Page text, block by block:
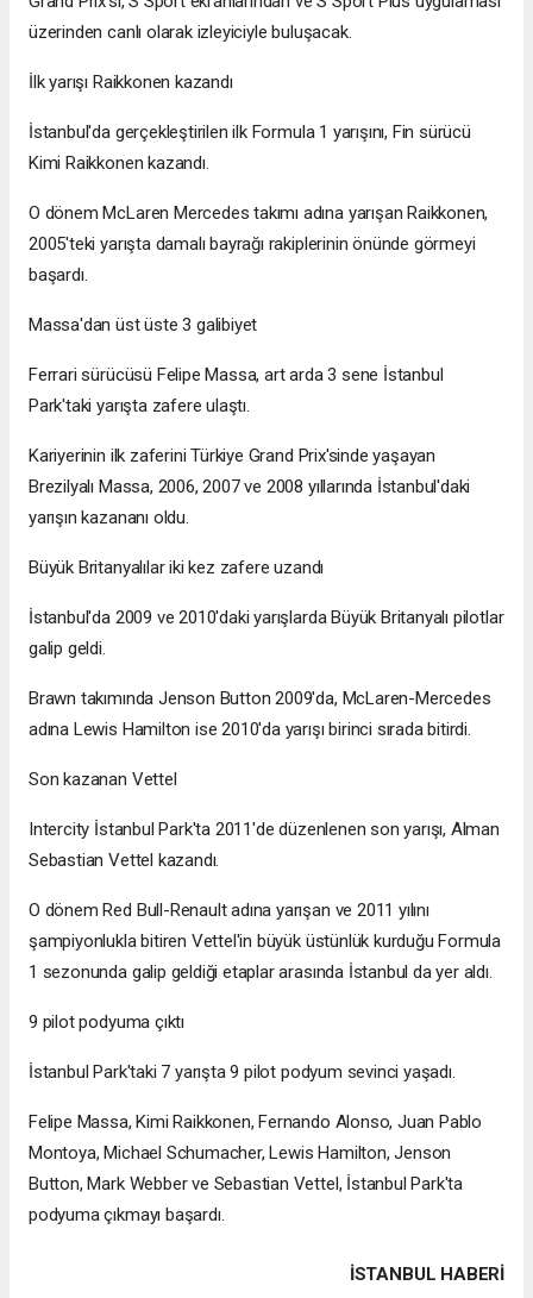
üzerinden canlı olarak izleyiciyle buluşacak.
İlk yarışı Raikkonen kazandı
İstanbul'da gerçekleştirilen ilk Formula 1 yarışını, Fin sürücü
Kimi Raikkonen kazandı.
O dönem McLaren Mercedes takımı adına yarışan Raikkonen,
2005'teki yarışta damalı bayrağı rakiplerinin önünde görmeyi
başardı.
Massa'dan üst üste 3 galibiyet
Ferrari sürücüsü Felipe Massa, art arda 3 sene İstanbul
Park'taki yarışta zafere ulaştı.
Kariyerinin ilk zaferini Türkiye Grand Prix'sinde yaşayan
Brezilyalı Massa, 2006, 2007 ve 2008 yıllarında İstanbul'daki
yarışın kazananı oldu.
Büyük Britanyalılar iki kez zafere uzandı
İstanbul'da 2009 ve 2010'daki yarışlarda Büyük Britanyalı pilotlar
galip geldi.
Brawn takımında Jenson Button 2009'da, McLaren-Mercedes
adına Lewis Hamilton ise 2010'da yarışı birinci sırada bitirdi.
Son kazanan Vettel
Intercity İstanbul Park'ta 2011'de düzenlenen son yarışı, Alman
Sebastian Vettel kazandı.
O dönem Red Bull-Renault adına yarışan ve 2011 yılını
şampiyonlukla bitiren Vettel'in büyük üstünlük kurduğu Formula
1 sezonunda galip geldiği etaplar arasında İstanbul da yer aldı.
9 pilot podyuma çıktı
İstanbul Park'taki 7 yarışta 9 pilot podyum sevinci yaşadı.
Felipe Massa, Kimi Raikkonen, Fernando Alonso, Juan Pablo
Montoya, Michael Schumacher, Lewis Hamilton, Jenson
Button, Mark Webber ve Sebastian Vettel, İstanbul Park'ta
podyuma çıkmayı başardı.
İSTANBUL HABERİ